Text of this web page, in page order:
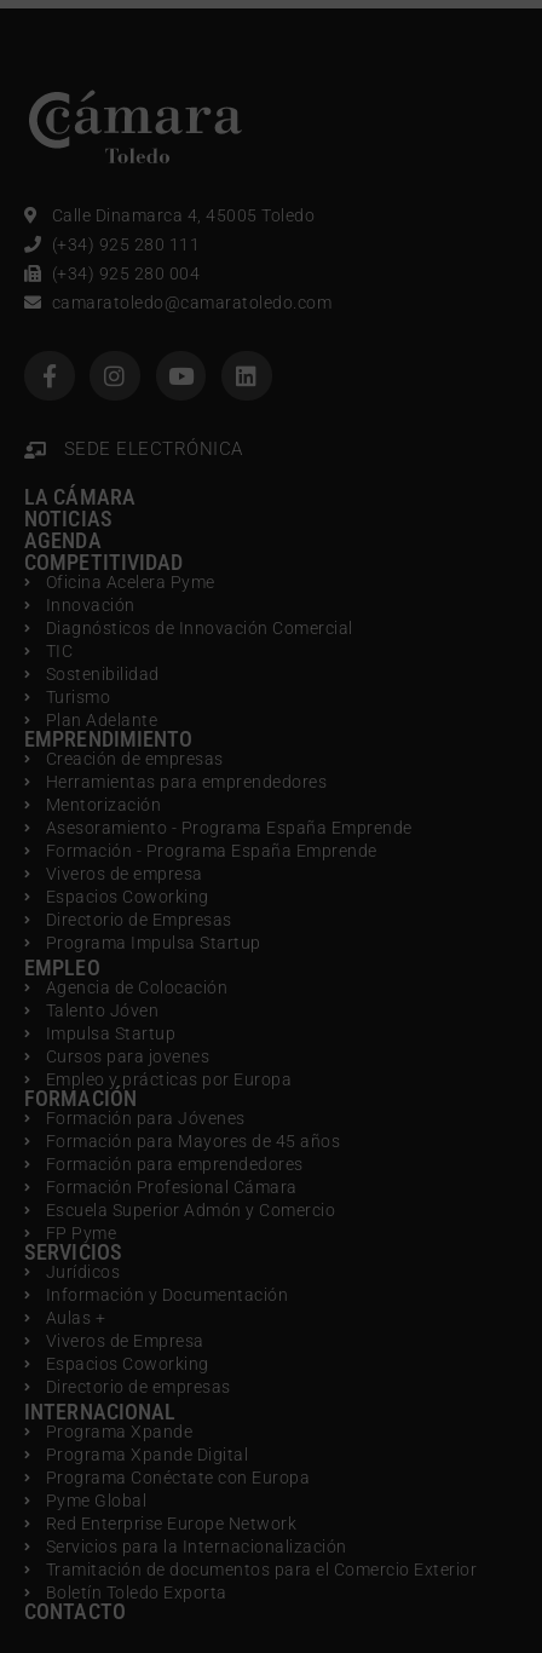
Calle Dinamarca 4, 45005 Toledo
(+34) 925 280 111
(+34) 925 280 004
camaratoledo@camaratoledo.com
SEDE ELECTRÓNICA
LA CÁMARA
NOTICIAS
AGENDA
COMPETITIVIDAD
Oficina Acelera Pyme
Innovación
Diagnósticos de Innovación Comercial
TIC
Sostenibilidad
Turismo
Plan Adelante
EMPRENDIMIENTO
Creación de empresas
Herramientas para emprendedores
Mentorización
Asesoramiento - Programa España Emprende
Formación - Programa España Emprende
Viveros de empresa
Espacios Coworking
Directorio de Empresas
Programa Impulsa Startup
EMPLEO
Agencia de Colocación
Talento Jóven
Impulsa Startup
Cursos para jovenes
Empleo y prácticas por Europa
FORMACIÓN
Formación para Jóvenes
Formación para Mayores de 45 años
Formación para emprendedores
Formación Profesional Cámara
Escuela Superior Admón y Comercio
FP Pyme
SERVICIOS
Jurídicos
Información y Documentación
Aulas +
Viveros de Empresa
Espacios Coworking
Directorio de empresas
INTERNACIONAL
Programa Xpande
Programa Xpande Digital
Programa Conéctate con Europa
Pyme Global
Red Enterprise Europe Network
Servicios para la Internacionalización
Tramitación de documentos para el Comercio Exterior
Boletín Toledo Exporta
CONTACTO